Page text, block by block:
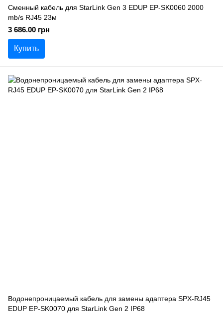
Сменный кабель для StarLink Gen 3 EDUP EP-SK0060 2000
mb/s RJ45 23м
3 686.00 грн
Купить
Водонепроницаемый кабель для замены адаптера SPX-RJ45
EDUP EP-SK0070 для StarLink Gen 2 IP68